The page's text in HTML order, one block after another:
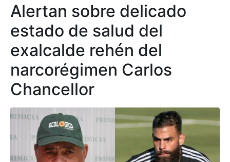
Alertan sobre delicado
estado de salud del
exalcalde rehén del
narcorégimen Carlos
Chancellor